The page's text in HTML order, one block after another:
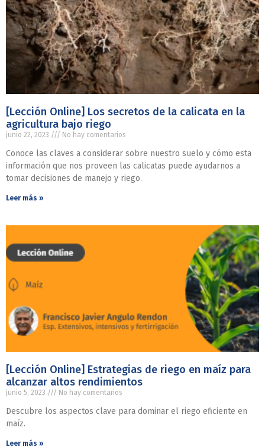
[Lección Online] Los secretos de la calicata en la
agricultura bajo riego
junio 22, 2023 No hay comentarios
Conoce las claves a considerar sobre nuestro suelo y cómo esta
información que nos proveen las calicatas puede ayudarnos a
tomar decisiones de manejo y riego.
Leer más »
[Lección Online] Estrategias de riego en maíz para
alcanzar altos rendimientos
junio 5, 2023 No hay comentarios
Descubre los aspectos clave para dominar el riego eficiente en
maíz.
Leer más »